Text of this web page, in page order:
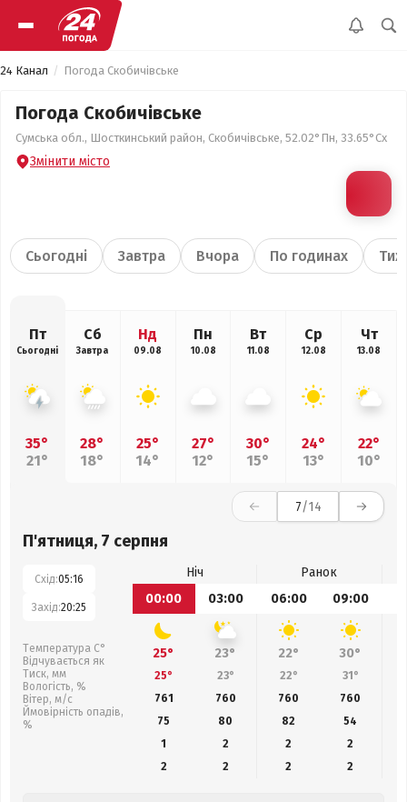
24 Канал Погода Скобичівське
Погода Скобичівське
Сумська обл., Шосткинський район, Скобичівське, 52.02°Пн, 33.65°Сх
Змінити місто
Сьогодні Завтра Вчора По годинах
Пт
Сьогодні
35°
21°
Сб
Завтра
28°
18°
Нд
09.08
25°
14°
Пн
10.08
27°
12°
Вт
11.08
30°
15°
Ср
12.08
24°
13°
Чт
13.08
22°
10°
7/14
П'ятниця, 7 серпня
Схід:05:16
Захід:20:25
Температура С°
Відчувається як
Тиск, мм
Вологість, %
Вітер, м/с
Ймовірність опадів,
%
Ніч
Ранок
00:00
03:00 06:00 09:00
25° 23° 22° 30°
25° 23° 22° 31°
761
760 760 760
75
80 82 54
1
2 2
2
2
2 2 2